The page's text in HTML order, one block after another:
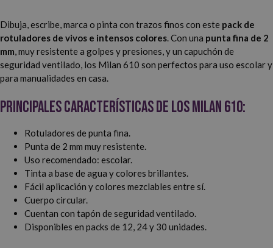
Dibuja, escribe, marca o pinta con trazos finos con este pack de
rotuladores de vivos e intensos colores. Con una punta fina de 2
mm, muy resistente a golpes y presiones, y un capuchón de
seguridad ventilado, los Milan 610 son perfectos para uso escolar y
para manualidades en casa.
Principales características de los Milan 610:
Rotuladores de punta fina.
Punta de 2 mm muy resistente.
Uso recomendado: escolar.
Tinta a base de agua y colores brillantes.
Fácil aplicación y colores mezclables entre sí.
Cuerpo circular.
Cuentan con tapón de seguridad ventilado.
Disponibles en packs de 12, 24 y 30 unidades.